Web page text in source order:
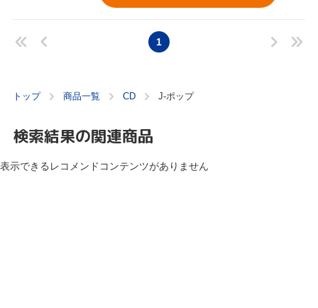
1
トップ 商品一覧 CD J-ポップ
検索結果の関連商品
表示できるレコメンドコンテンツがありません